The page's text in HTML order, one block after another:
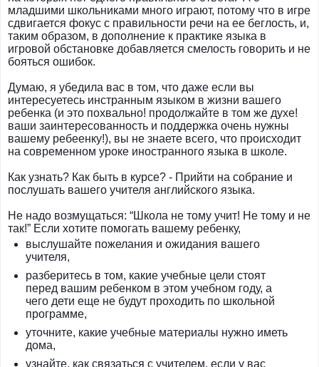
младшими школьниками много играют, потому что в игре
сдвигается фокус с правильности речи на ее беглость, и,
таким образом, в дополнение к практике языка в
игровой обстановке добавляется смелость говорить и не
бояться ошибок.
Думаю, я убедила вас в том, что даже если вы
интересуетесь инстранным языком в жизни вашего
ребенка (и это похвально! продолжайте в том же духе!
ваши заинтересованность и поддержка очень нужны
вашему ребеенку!), вы не знаете всего, что происходит
на современном уроке иностранного языка в школе.
Как узнать? Как быть в курсе? - Прийти на собрание и
послушать вашего учителя английского языка.
Не надо возмущаться: “Школа не тому учит! Не тому и не
так!” Если хотите помогать вашему ребенку,
выслушайте пожелания и ожидания вашего
учителя,
разберитесь в том, какие учебные цели стоят
перед вашим ребенком в этом учебном году, а
чего дети еще не будут проходить по школьной
программе,
уточните, какие учебные материалы нужно иметь
дома,
узнайте, как связаться с учителем, если у вас